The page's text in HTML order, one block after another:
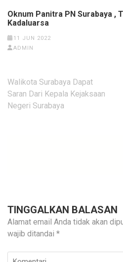
Oknum Panitra PN Surabaya ,
Kadaluarsa
11 JUN 2022
ADMIN
Navigasi
pos
Walikota Surabaya Dapat
Saran Dari Kepala Kejaksaan
Negeri Surabaya
TINGGALKAN BALASAN
Alamat email Anda tidak akan
wajib ditandai *
Komentari